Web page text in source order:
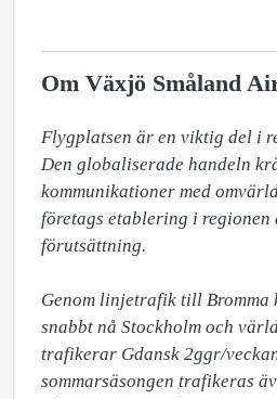
Om Växjö Småland
Flygplatsen är en viktig del i
Den globaliserade handeln
kommunikationer med
företags etablering i regionen
förutsättning.
Genom linjetrafik till Bromma
snabbt nå Stockholm och
trafikerar Gdansk 2ggr/
sommarsäsongen trafikeras